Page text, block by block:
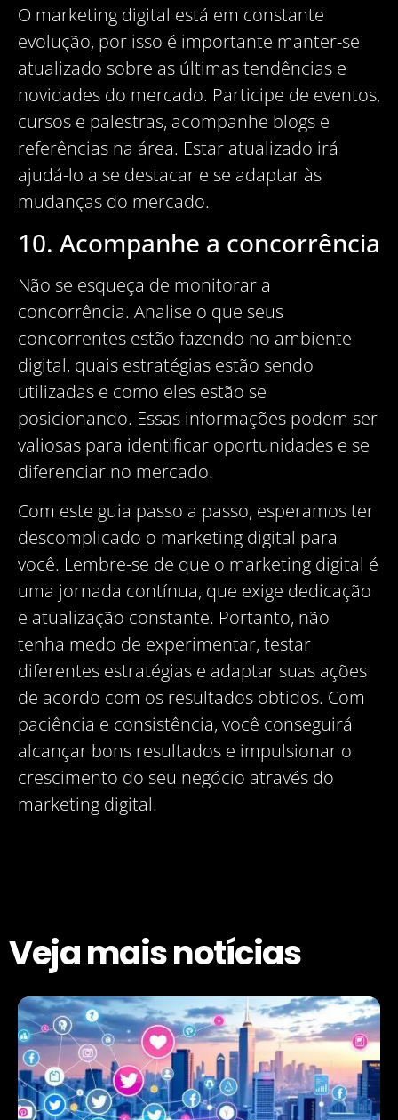
O marketing digital está em constante
evolução, por isso é importante manter-se
atualizado sobre as últimas tendências e
novidades do mercado. Participe de eventos,
cursos e palestras, acompanhe blogs e
referências na área. Estar atualizado irá
ajudá-lo a se destacar e se adaptar às
mudanças do mercado.
10. Acompanhe a concorrência
Não se esqueça de monitorar a
concorrência. Analise o que seus
concorrentes estão fazendo no ambiente
digital, quais estratégias estão sendo
utilizadas e como eles estão se
posicionando. Essas informações podem ser
valiosas para identificar oportunidades e se
diferenciar no mercado.
Com este guia passo a passo, esperamos ter
descomplicado o marketing digital para
você. Lembre-se de que o marketing digital é
uma jornada contínua, que exige dedicação
e atualização constante. Portanto, não
tenha medo de experimentar, testar
diferentes estratégias e adaptar suas ações
de acordo com os resultados obtidos. Com
paciência e consistência, você conseguirá
alcançar bons resultados e impulsionar o
crescimento do seu negócio através do
marketing digital.
Veja mais notícias